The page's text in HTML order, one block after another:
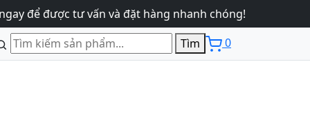
để được tư vấn và đặt hàng nhanh chóng!
Tìm
0